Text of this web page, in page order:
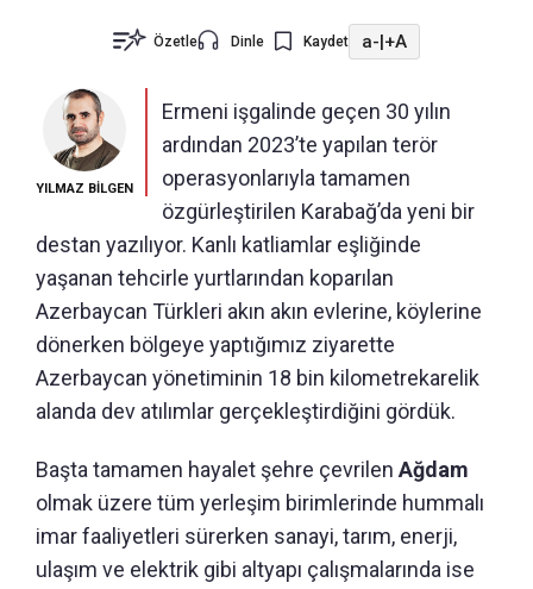
Özetle Dinle Kaydet a-|+A
YILMAZ BİLGEN
Ermeni işgalinde geçen 30 yılın
ardından 2023’te yapılan terör
operasyonlarıyla tamamen
özgürleştirilen Karabağ’da yeni bir
destan yazılıyor. Kanlı katliamlar eşliğinde
yaşanan tehcirle yurtlarından koparılan
Azerbaycan Türkleri akın akın evlerine, köylerine
dönerken bölgeye yaptığımız ziyarette
Azerbaycan yönetiminin 18 bin kilometrekarelik
alanda dev atılımlar gerçekleştirdiğini gördük.
Başta tamamen hayalet şehre çevrilen Ağdam
olmak üzere tüm yerleşim birimlerinde hummalı
imar faaliyetleri sürerken sanayi, tarım, enerji,
ulaşım ve elektrik gibi altyapı çalışmalarında ise